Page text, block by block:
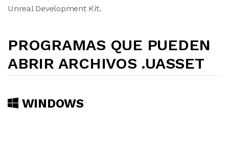
Unreal Development Kit.
PROGRAMAS QUE PUEDEN
ABRIR ARCHIVOS .UASSET
WINDOWS